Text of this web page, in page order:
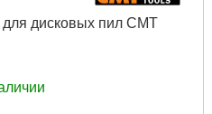
дисковых пил CMT